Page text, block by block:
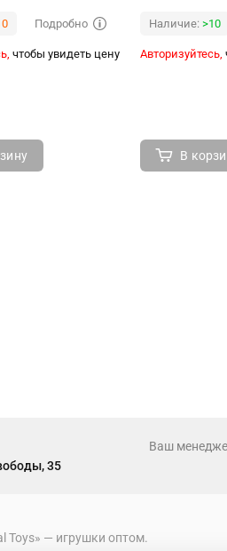
Подробно
чтобы увидеть цену
Наличие: >10
Авторизуйтесь,
В
35
Ваш
Toys» ― игрушки оптом.